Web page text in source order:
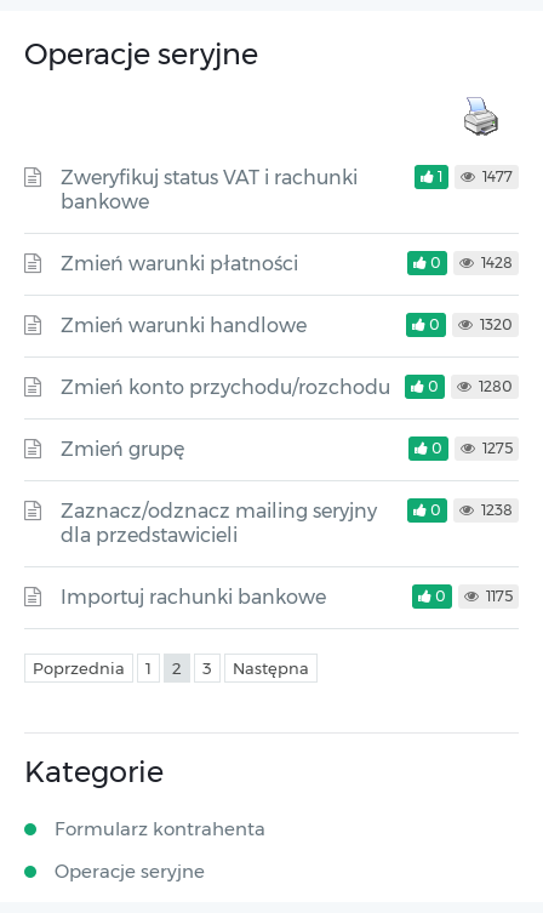
Operacje seryjne
Zweryfikuj status VAT i rachunki
bankowe
1 1477
Zmień warunki płatności 0 1428
Zmień warunki handlowe 0 1320
Zmień konto przychodu/rozchodu 0 1280
Zmień grupę 0 1275
Zaznacz/odznacz mailing seryjny
dla przedstawicieli
0 1238
Importuj rachunki bankowe 0 1175
Poprzednia 1 2 3 Następna
Kategorie
Formularz kontrahenta
Operacje seryjne